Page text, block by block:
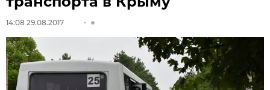
14:08 29.08.2017